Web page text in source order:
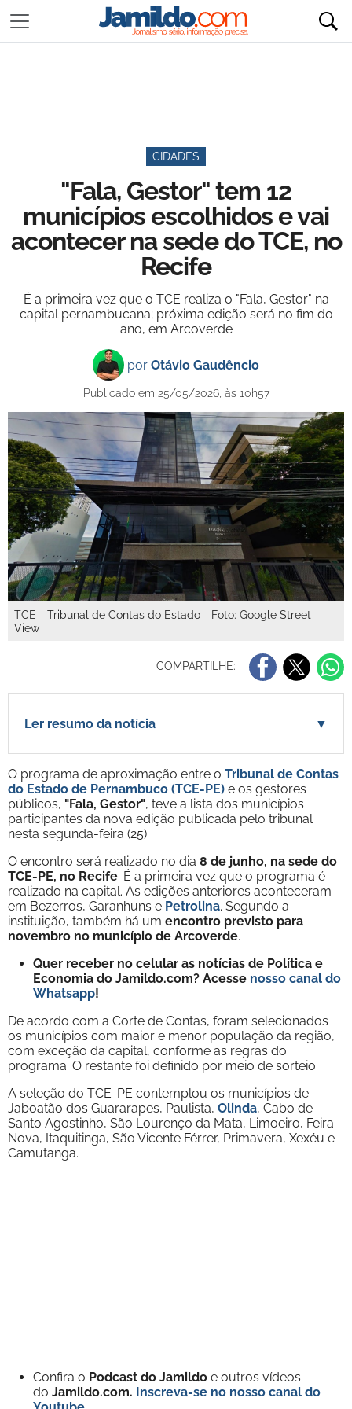
CIDADES
"Fala, Gestor" tem 12
municípios escolhidos e vai
acontecer na sede do TCE, no
Recife
É a primeira vez que o TCE realiza o "Fala, Gestor" na
capital pernambucana; próxima edição será no fim do
ano, em Arcoverde
por Otávio Gaudêncio
Publicado em 25/05/2026, às 10h57
TCE - Tribunal de Contas do Estado - Foto: Google Street
View
COMPARTILHE:
Ler resumo da notícia ▼
O programa de aproximação entre o Tribunal de Contas
do Estado de Pernambuco (TCE-PE) e os gestores
públicos, "Fala, Gestor", teve a lista dos municípios
participantes da nova edição publicada pelo tribunal
nesta segunda-feira (25).
O encontro será realizado no dia 8 de junho, na sede do
TCE-PE, no Recife. É a primeira vez que o programa é
realizado na capital. As edições anteriores aconteceram
em Bezerros, Garanhuns e Petrolina. Segundo a
instituição, também há um encontro previsto para
novembro no município de Arcoverde.
Quer receber no celular as notícias de Política e
Economia do Jamildo.com? Acesse nosso canal do
Whatsapp!
De acordo com a Corte de Contas, foram selecionados
os municípios com maior e menor população da região,
com exceção da capital, conforme as regras do
programa. O restante foi definido por meio de sorteio.
A seleção do TCE-PE contemplou os municípios de
Jaboatão dos Guararapes, Paulista, Olinda, Cabo de
Santo Agostinho, São Lourenço da Mata, Limoeiro, Feira
Nova, Itaquitinga, São Vicente Férrer, Primavera, Xexéu e
Camutanga.
Confira o Podcast do Jamildo e outros vídeos
do Jamildo.com. Inscreva-se no nosso canal do